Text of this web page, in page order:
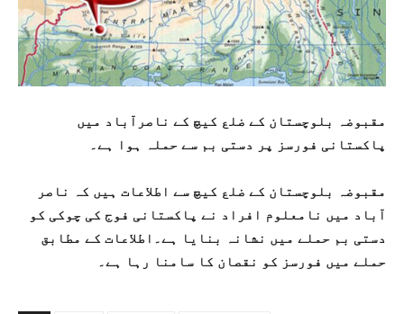
مقبوضہ بلوچستان کے ضلع کیچ کے ناصرآباد میں
پاکستانی فورسز پر دستی بم سے حملہ ہوا ہے۔
مقبوضہ بلوچستان کے ضلع کیچ سے اطلاعات ہیں کہ ناصر
آباد میں نامعلوم افراد نے پاکستانی فوج کی چوکی کو
دستی بم حملے میں نشانہ بنایا ہے۔اطلاعات کے مطابق
حملے میں فورسز کو نقصان کا سامنا رہا ہے۔